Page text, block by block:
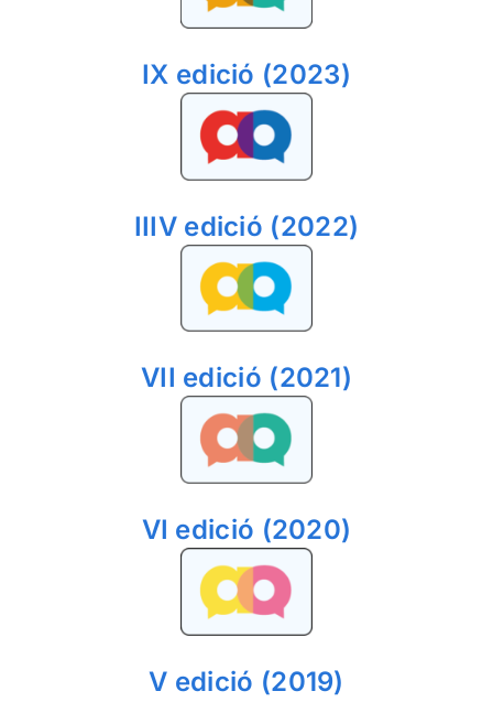
IX edició (2023)
IIIV edició (2022)
VII edició (2021)
VI edició (2020)
V edició (2019)